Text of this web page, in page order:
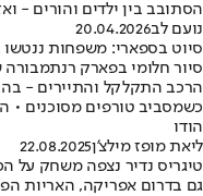
הסתובב בין ילדים והורים -
נועם לב20.04.2026
סיוט בספארי: משפחות ננטשו
סיור חלומי בפארק
הרכב התקלקל והתיירים -
כשמסביב טורפים מסוכנים •
הודו
ליאת מופז מילצ'ן22.08.2025
טיגריס נדיר נצפה משחק על
גם בדרום אפריקה, האריות